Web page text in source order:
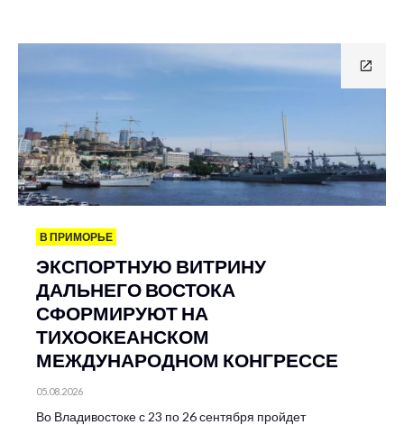
В ПРИМОРЬЕ
ЭКСПОРТНУЮ ВИТРИНУ
ДАЛЬНЕГО ВОСТОКА
СФОРМИРУЮТ НА
ТИХООКЕАНСКОМ
МЕЖДУНАРОДНОМ КОНГРЕССЕ
05.08.2026
Во Владивостоке с 23 по 26 сентября пройдет